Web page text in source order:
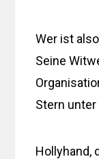
Wer ist
Seine
Stern
Hollyhand,